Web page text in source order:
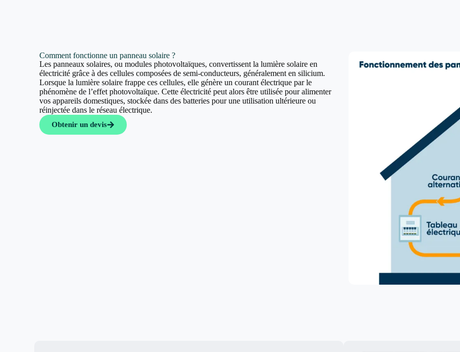
Comment fonctionne un panneau solaire ?
Les panneaux solaires, ou modules photovoltaïques, convertissent la lumière solaire en
électricité grâce à des cellules composées de semi-conducteurs, généralement en silicium.
Lorsque la lumière solaire frappe ces cellules, elle génère un courant électrique par le
phénomène de l’effet photovoltaïque. Cette électricité peut alors être utilisée pour alimenter
vos appareils domestiques, stockée dans des batteries pour une utilisation ultérieure ou
réinjectée dans le réseau électrique.
Obtenir un devis